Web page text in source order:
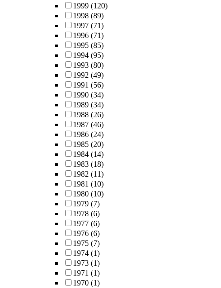
1999 (120)
1998 (89)
1997 (71)
1996 (71)
1995 (85)
1994 (95)
1993 (80)
1992 (49)
1991 (56)
1990 (34)
1989 (34)
1988 (26)
1987 (46)
1986 (24)
1985 (20)
1984 (14)
1983 (18)
1982 (11)
1981 (10)
1980 (10)
1979 (7)
1978 (6)
1977 (6)
1976 (6)
1975 (7)
1974 (1)
1973 (1)
1971 (1)
1970 (1)